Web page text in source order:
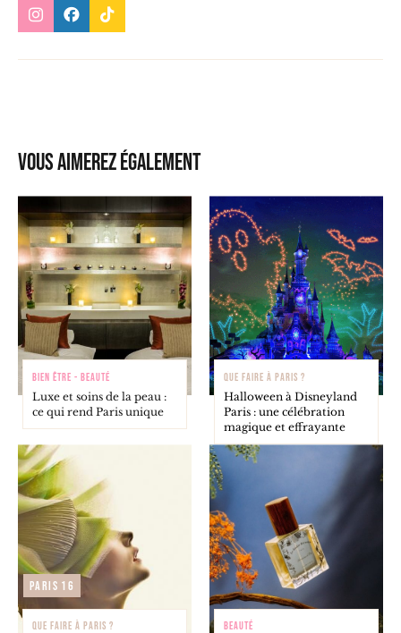
Vous aimerez également
BIEN ÊTRE - BEAUTÉ
Luxe et soins de la peau :
ce qui rend Paris unique
QUE FAIRE À PARIS ?
Halloween à Disneyland
Paris : une célébration
magique et effrayante
Paris 16
QUE FAIRE À PARIS ? BEAUTÉ